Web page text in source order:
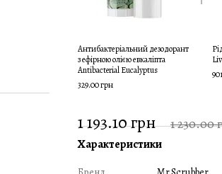
Антибактеріальний дезодорант
з ефірною олією евкаліпта
Antibacterial Eucalyptus
329.00 грн
1 193.10 грн 1 230.00
Характеристики